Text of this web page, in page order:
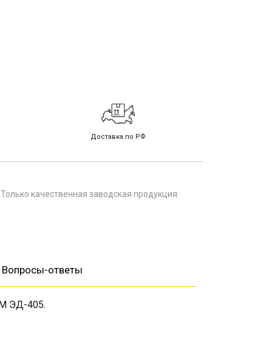
Доставка по РФ
качественная заводская продукция
Вопросы-ответы
ЭД-405.